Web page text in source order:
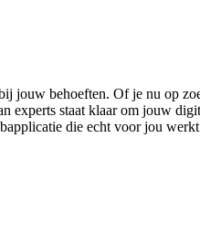
jouw behoeften. Of je nu op
staat klaar om jouw
die echt voor jou